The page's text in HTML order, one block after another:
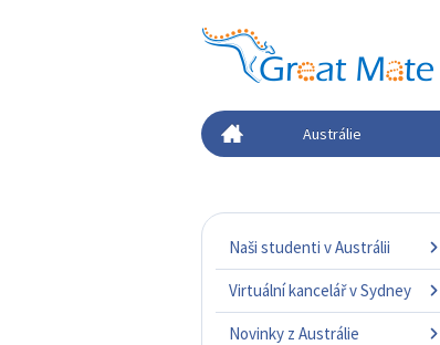
Austrálie
Naši studenti v Austrálii
Virtuální kancelář v Sydney
Novinky z Austrálie